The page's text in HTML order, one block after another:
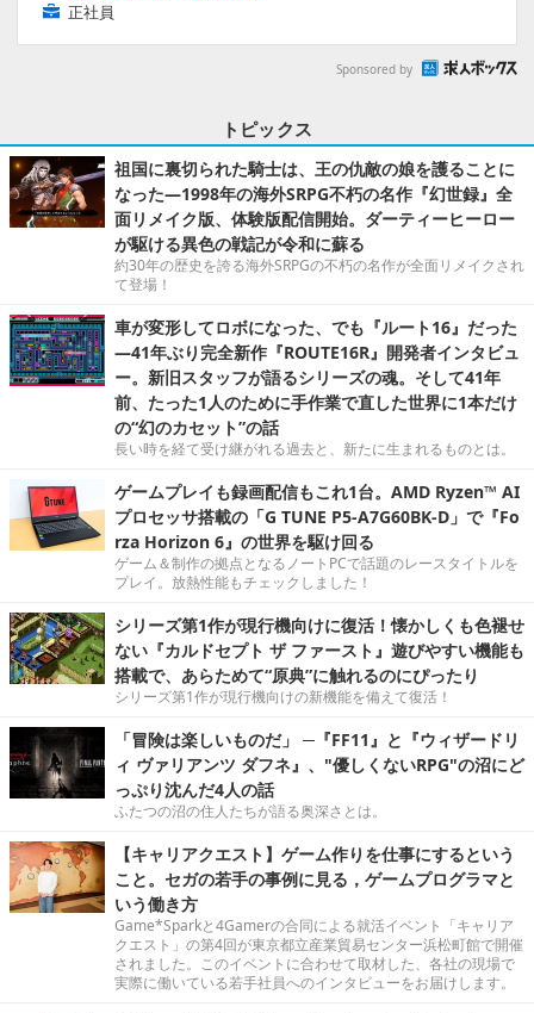
正社員
Sponsored by
トピックス
祖国に裏切られた騎士は、王の仇敵の娘を護ることに
なった―1998年の海外SRPG不朽の名作『幻世録』全
面リメイク版、体験版配信開始。ダーティーヒーロー
が駆ける異色の戦記が令和に蘇る
約30年の歴史を誇る海外SRPGの不朽の名作が全面リメイクされ
て登場！
車が変形してロボになった、でも『ルート16』だった
―41年ぶり完全新作『ROUTE16R』開発者インタビュ
ー。新旧スタッフが語るシリーズの魂。そして41年
前、たった1人のために手作業で直した世界に1本だけ
の“幻のカセット”の話
長い時を経て受け継がれる過去と、新たに生まれるものとは。
ゲームプレイも録画配信もこれ1台。AMD Ryzen™ AI
プロセッサ搭載の「G TUNE P5-A7G60BK-D」で『Fo
rza Horizon 6』の世界を駆け回る
ゲーム＆制作の拠点となるノートPCで話題のレースタイトルを
プレイ。放熱性能もチェックしました！
シリーズ第1作が現行機向けに復活！懐かしくも色褪せ
ない『カルドセプト ザ ファースト』遊びやすい機能も
搭載で、あらためて“原典”に触れるのにぴったり
シリーズ第1作が現行機向けの新機能を備えて復活！
「冒険は楽しいものだ」 ─『FF11』と『ウィザードリ
ィ ヴァリアンツ ダフネ』、"優しくないRPG"の沼にど
っぷり沈んだ4人の話
ふたつの沼の住人たちが語る奥深さとは。
【キャリアクエスト】ゲーム作りを仕事にするという
こと。セガの若手の事例に見る，ゲームプログラマと
いう働き方
Game*Sparkと4Gamerの合同による就活イベント「キャリア
クエスト」の第4回が東京都立産業貿易センター浜松町館で開催
されました。このイベントに合わせて取材した、各社の現場で
実際に働いている若手社員へのインタビューをお届けします。